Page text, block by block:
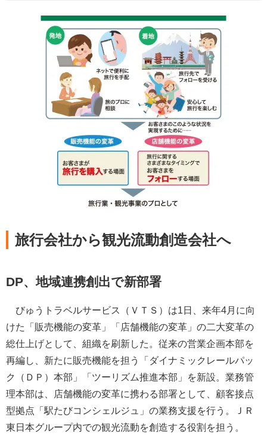
旅行会社から観光流動創造会社へ
DP、地域連携創出で新部署
びゅうトラベルサービス（ＶＴＳ）は1日、来年4月に向
けた「販売機能の変革」「店舗機能の変革」の二大変革の
総仕上げとして、組織を刷新した。従来の営業企画本部を
再編し、新たに販売機能を担う「ダイナミックレールパッ
ク（ＤＰ）本部」「ツーリズム推進本部」を新設。業務管
理本部は、店舗機能の変革に携わる部署として、顧客接点
型拠点「駅たびコンシェルジュ」の業務支援を行う。ＪＲ
東日本グループ内での観光流動を創造する役割を担う。